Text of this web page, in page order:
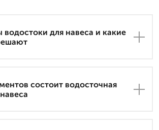
для навеса и какие
состоит водосточная